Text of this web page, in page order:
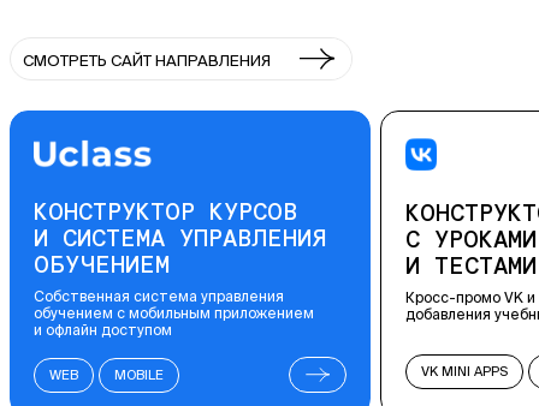
СМОТРЕТЬ САЙТ НАПРАВЛЕНИЯ
КОНСТРУКТОР КУРСОВ
С УРОКАМИ, ВИДЕО
И ТЕСТАМИ
Кросс-промо VK и Skillbox: платформа для
добавления учебных материалов
VK MINI APPS ПОРТАЛЫ
КАБИНЕТ
От прогноза
до
и интеграций
MOBILE